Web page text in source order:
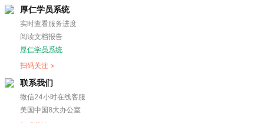
厚仁学员系统
实时查看服务进度
阅读文档报告
厚仁学员系统
扫码关注 >
联系我们
微信24小时在线客服
美国中国8大办公室